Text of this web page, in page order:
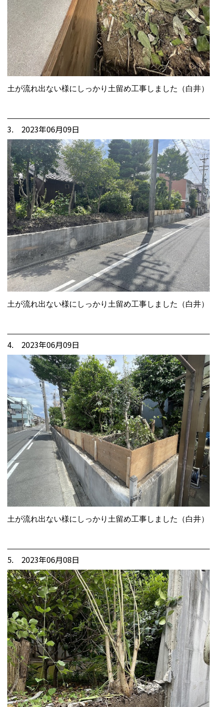
土が流れ出ない様にしっかり土留め工事しました（白井）
3. 2023年06月09日
土が流れ出ない様にしっかり土留め工事しました（白井）
4. 2023年06月09日
土が流れ出ない様にしっかり土留め工事しました（白井）
5. 2023年06月08日